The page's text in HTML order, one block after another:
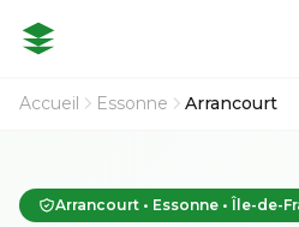
Accueil Essonne Arrancourt
Arrancourt • Essonne • Île-de-